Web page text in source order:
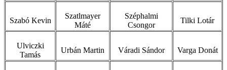
Szabó Kevin
Szatlmayer
Máté
Széphalmi
Csongor
Tilki Lotár
Ulviczki
Tamás
Urbán Martin Váradi Sándor Varga Donát